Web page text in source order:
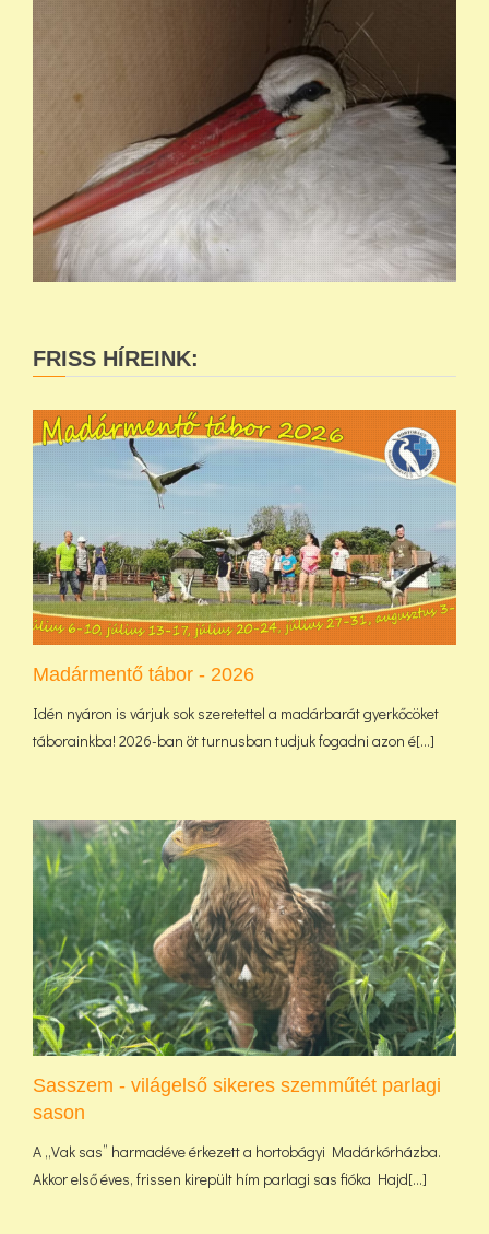
FRISS HÍREINK:
Madármentő tábor - 2026
Idén nyáron is várjuk sok szeretettel a madárbarát gyerkőcöket
táborainkba! 2026-ban öt turnusban tudjuk fogadni azon é[...]
Sasszem - világelső sikeres szemműtét parlagi
sason
A „Vak sas” harmadéve érkezett a hortobágyi Madárkórházba.
Akkor első éves, frissen kirepült hím parlagi sas fióka Hajd[...]